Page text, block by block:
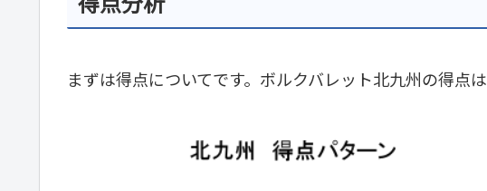
まずは得点についてです。ボルクバレット北九州の得点